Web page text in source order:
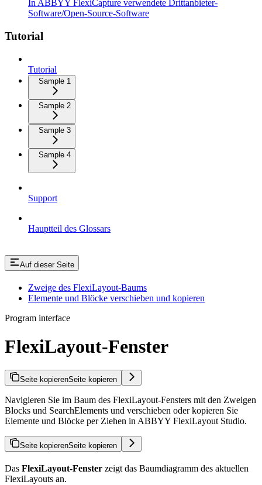
In ABBYY FlexiCapture verwendete Drittanbieter-
Software/Open-Source-Software
Tutorial
Tutorial
Sample 1
Sample 2
Sample 3
Sample 4
Support
Hauptteil des Glossars
Auf dieser Seite
Zweige des FlexiLayout-Baums
Elemente und Blöcke verschieben und kopieren
Program interface
FlexiLayout-Fenster
Seite kopierenSeite kopieren
Navigieren Sie im Baum des FlexiLayout-Fensters mit den Zweigen
Blocks und SearchElements und verschieben oder kopieren Sie
Elemente und Blöcke per Ziehen in ABBYY FlexiLayout Studio.
Seite kopierenSeite kopieren
Das FlexiLayout-Fenster zeigt das Baumdiagramm des aktuellen
FlexiLayouts an.